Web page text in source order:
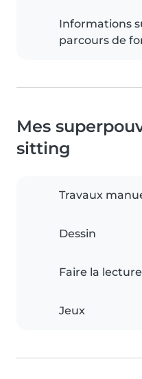
Informations
parcours de
Mes
sitting
Travaux
Dessin
Faire la lecture
Jeux